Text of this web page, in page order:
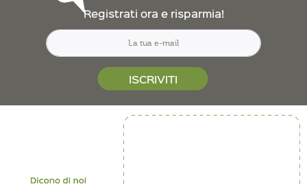
Registrati ora e risparmia!
ISCRIVITI